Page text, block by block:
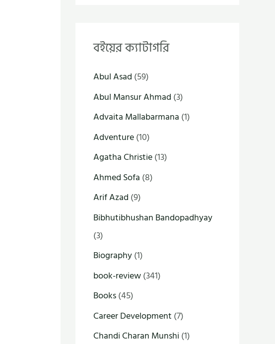
বইয়ের ক্যাটাগরি
Abul Asad (59)
Abul Mansur Ahmad (3)
Advaita Mallabarmana (1)
Adventure(10)
Agatha Christie(13)
Ahmed Sofa (8)
Arif Azad (9)
Bibhutibhushan Bandopadhyay
(3)
Biography(1)
book-review(341)
Books(45)
Career Development (7)
Chandi Charan Munshi (1)